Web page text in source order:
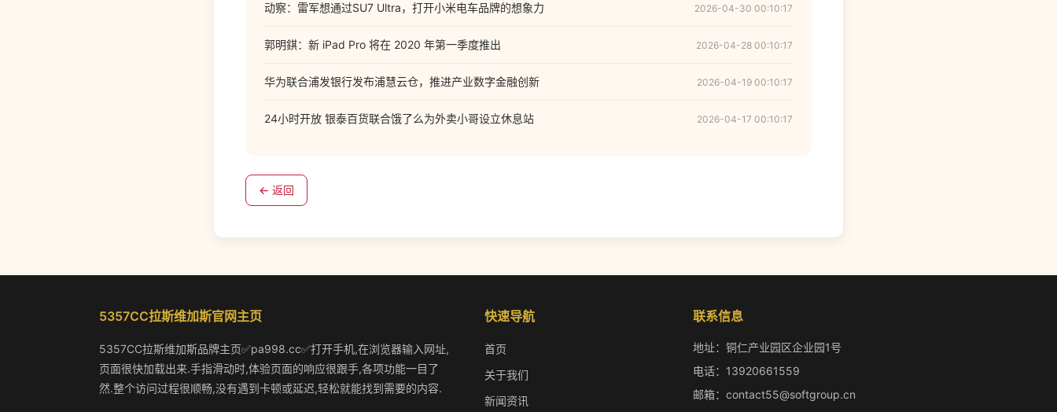
动察：雷军想通过SU7 Ultra，打开小米电车品牌的想象力 2026-04-30 00:10:17
郭明錤：新 iPad Pro 将在 2020 年第一季度推出 2026-04-28 00:10:17
华为联合浦发银行发布浦慧云仓，推进产业数字金融创新 2026-04-19 00:10:17
24小时开放 银泰百货联合饿了么为外卖小哥设立休息站 2026-04-17 00:10:17
← 返回
5357CC拉斯维加斯官网主页
5357CC拉斯维加斯品牌主页✅pa998.cc✅打开手机,在浏览器输入网址,
页面很快加载出来.手指滑动时,体验页面的响应很跟手,各项功能一目了
然.整个访问过程很顺畅,没有遇到卡顿或延迟,轻松就能找到需要的内容.
快速导航
首页
关于我们
新闻资讯
联系信息
地址：铜仁产业园区企业园1号
电话：13920661559
邮箱：contact55@softgroup.cn